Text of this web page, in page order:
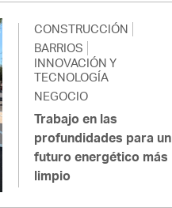
CONSTRUCCIÓN
BARRIOS
INNOVACIÓN Y
TECNOLOGÍA
NEGOCIO
Trabajo en las
profundidades para un
futuro energético más
limpio